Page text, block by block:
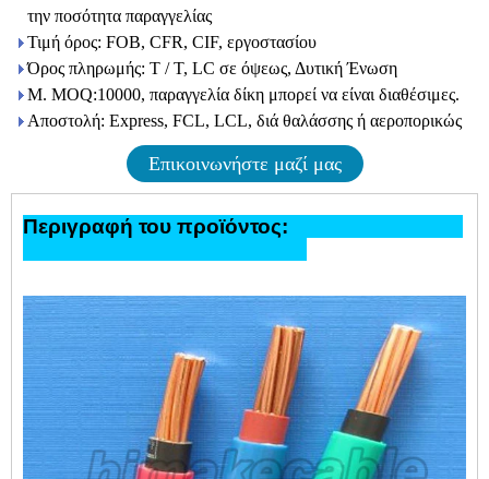
την ποσότητα παραγγελίας
Τιμή όρος: FOB, CFR, CIF, εργοστασίου
Όρος πληρωμής: T / T, LC σε όψεως, Δυτική Ένωση
Μ. MOQ:10000, παραγγελία δίκη μπορεί να είναι διαθέσιμες.
Αποστολή: Express, FCL, LCL, διά θαλάσσης ή αεροπορικώς
Επικοινωνήστε μαζί μας
Περιγραφή του προϊόντος: